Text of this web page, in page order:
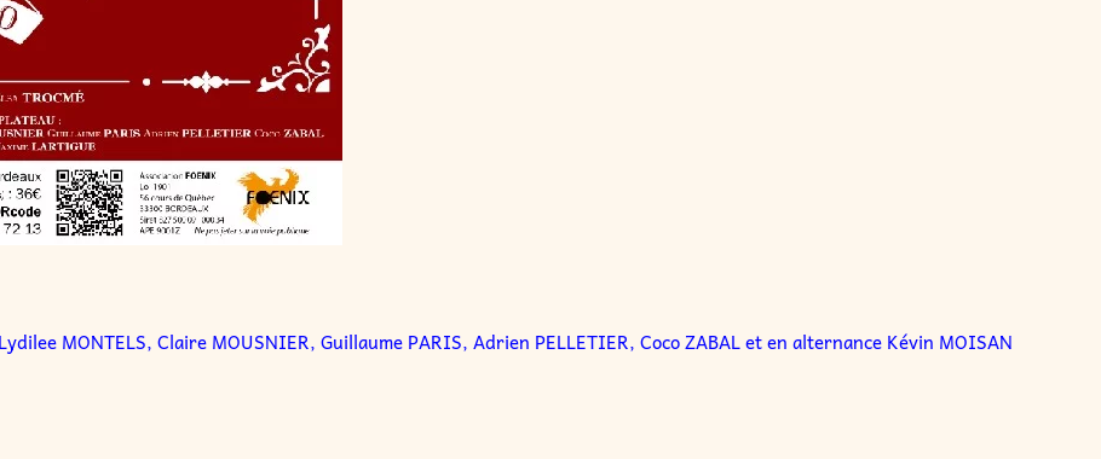
MONTELS, Claire MOUSNIER, Guillaume PARIS, Adrien PELLETIER, Coco ZABAL et en alternance Kévin MOISAN